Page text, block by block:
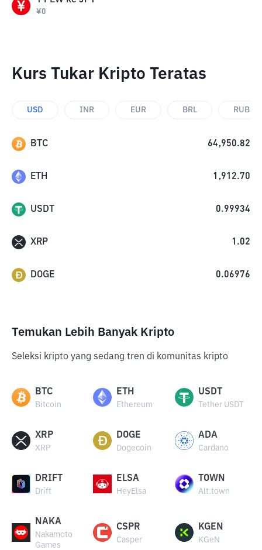
¥0
Kurs Tukar Kripto Teratas
USD INR EUR BRL RUB
BTC 64,950.82
ETH 1,912.70
USDT 0.99934
XRP 1.02
DOGE 0.06976
Temukan Lebih Banyak Kripto
Seleksi kripto yang sedang tren di komunitas kripto
BTC
Bitcoin
ETH
Ethereum
USDT
Tether USDT
XRP
XRP
DOGE
Dogecoin
ADA
Cardano
DRIFT
Drift
ELSA
HeyElsa
TOWN
Alt.town
NAKA
Nakamoto
Games
CSPR
Casper
KGEN
KGeN